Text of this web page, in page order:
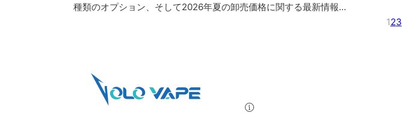
種類のオプション、そして2026年夏の卸売価格に関する最新情報…
123